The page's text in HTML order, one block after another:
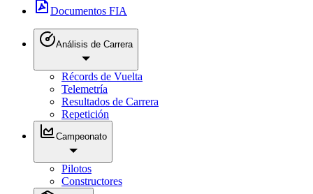
Documentos FIA
Análisis de Carrera
Récords de Vuelta
Telemetría
Resultados de Carrera
Repetición
Campeonato
Pilotos
Constructores